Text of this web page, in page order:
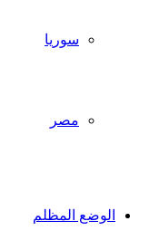
سوريا
مصر
الوضع المظلم